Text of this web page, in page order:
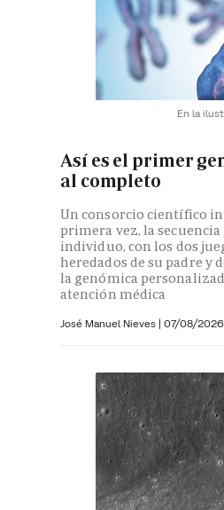
En la
Así es el primer
al completo
Un consorcio científico
primera vez, la
individuo, con los dos
heredados de su padre y
la genómica
atención médica
José Manuel Nieves | 07/08/2026